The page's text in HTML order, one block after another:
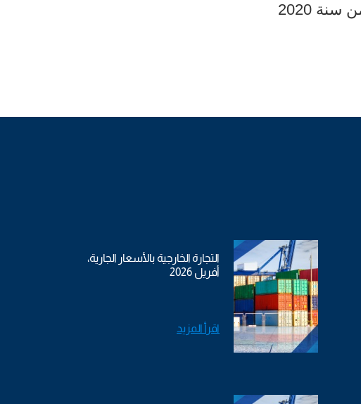
من سنة 2020
التجارة الخارجية بالأسعار الجارية،
أفريل 2026
اقرأ المزيد